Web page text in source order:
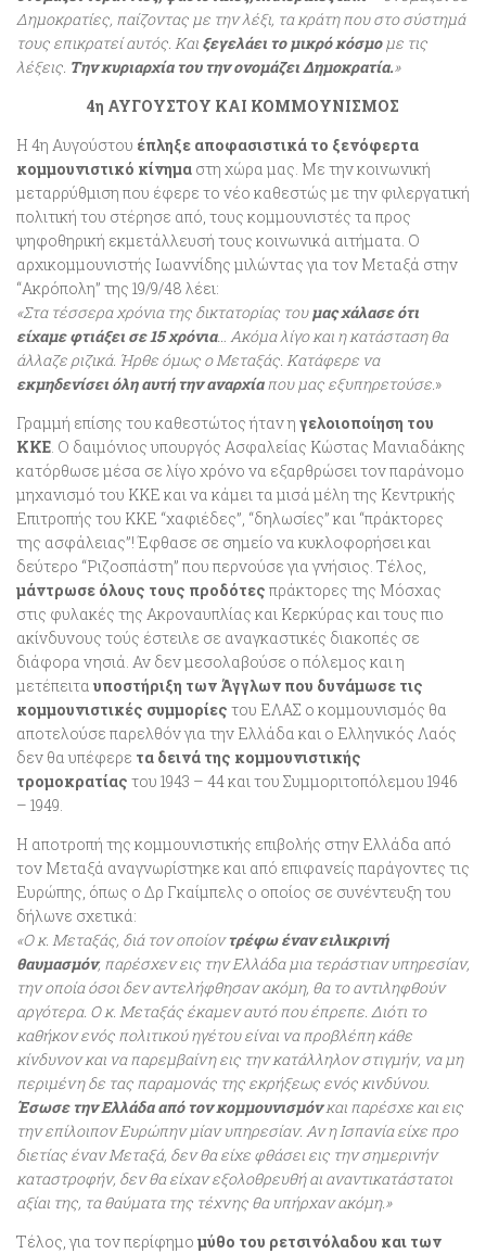
Δημοκρατίες, παίζοντας με την λέξι, τα κράτη που στο σύστημά
τους επικρατεί αυτός. Και ξεγελάει το μικρό κόσμομε τις
λέξεις. Την κυριαρχία του την ονομάζει Δημοκρατία.»
4η ΑΥΓΟΥΣΤΟΥ ΚΑΙ ΚΟΜΜΟΥΝΙΣΜΟΣ
Η 4η Αυγούστου έπληξε αποφασιστικά το ξενόφερτα
κομμουνιστικό κίνημα στη χώρα μας. Με την κοινωνική
μεταρρύθμιση που έφερε το νέο καθεστώς με την φιλεργατική
πολιτική του στέρησε από, τους κομμουνιστές τα προς
ψηφοθηρική εκμετάλλευσή τους κοινωνικά αιτήματα. Ο
αρχικομμουνιστής Ιωαννίδης μιλώντας για τον Μεταξά στην
“Ακρόπολη” της 19/9/48 λέει:
«Στα τέσσερα χρόνια της δικτατορίας τουμας χάλασε ότι
είχαμε φτιάξει σε 15 χρόνια… Ακόμα λίγο και η κατάσταση θα
άλλαζε ριζικά. Ήρθε όμως ο Μεταξάς. Κατάφερε να
εκμηδενίσει όλη αυτή την αναρχία που μας εξυπηρετούσε. »
Γραμμή επίσης του καθεστώτος ήταν η γελοιοποίηση του
ΚΚΕ. Ο δαιμόνιος υπουργός Ασφαλείας Κώστας Μανιαδάκης
κατόρθωσε μέσα σε λίγο χρόνο να εξαρθρώσει τον παράνομο
μηχανισμό του ΚΚΕ και να κάμει τα μισά μέλη της Κεντρικής
Επιτροπής του ΚΚΕ “χαφιέδες”, “δηλωσίες” και “πράκτορες
της ασφάλειας”! Έφθασε σε σημείο να κυκλοφορήσει και
δεύτερο “Ριζοσπάστη” που περνούσε για γνήσιος. Τέλος,
μάντρωσε όλους τους προδότες πράκτορες της Μόσχας
στις φυλακές της Ακροναυπλίας και Κερκύρας και τους πιο
ακίνδυνους τούς έστειλε σε αναγκαστικές διακοπές σε
διάφορα νησιά. Αν δεν μεσολαβούσε ο πόλεμος και η
μετέπειτα υποστήριξη των Άγγλων που δυνάμωσε τις
κομμουνιστικές συμμορίες του ΕΛΑΣ ο κομμουνισμός θα
αποτελούσε παρελθόν για την Ελλάδα και ο Ελληνικός Λαός
δεν θα υπέφερε τα δεινά της κομμουνιστικής
τρομοκρατίας του 1943 – 44 και του Συμμοριτοπόλεμου 1946
– 1949.
Η αποτροπή της κομμουνιστικής επιβολής στην Ελλάδα από
τον Μεταξά αναγνωρίστηκε και από επιφανείς παράγοντες τις
Ευρώπης, όπως ο Δρ Γκαίμπελς ο οποίος σε συνέντευξη του
δήλωνε σχετικά:
«Ο κ. Μεταξάς, διά τον οποίοντρέφω έναν ειλικρινή
θαυμασμόν, παρέσχεν εις την Ελλάδα μια τεράστιαν υπηρεσίαν,
την οποία όσοι δεν αντελήφθησαν ακόμη, θα το αντιληφθούν
αργότερα. Ο κ. Μεταξάς έκαμεν αυτό που έπρεπε. Διότι το
καθήκον ενός πολιτικού ηγέτου είναι να προβλέπη κάθε
κίνδυνον και να παρεμβαίνη εις την κατάλληλον στιγμήν, να μη
περιμένη δε τας παραμονάς της εκρήξεως ενός κινδύνου.
Έσωσε την Ελλάδα από τον κομμουνισμόνκαι παρέσχε και εις
την επίλοιπον Ευρώπην μίαν υπηρεσίαν. Αν η Ισπανία είχε προ
διετίας έναν Μεταξά, δεν θα είχε φθάσει εις την σημερινήν
καταστροφήν, δεν θα είχαν εξολοθρευθή αι αναντικατάστατοι
αξίαι της, τα θαύματα της τέχνης θα υπήρχαν ακόμη.»
Τέλος, για τον περίφημο μύθο του ρετσινόλαδου και των